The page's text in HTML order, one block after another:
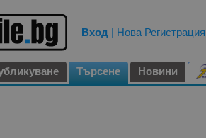
Вход | Нова Регистрация
Търсене Новини